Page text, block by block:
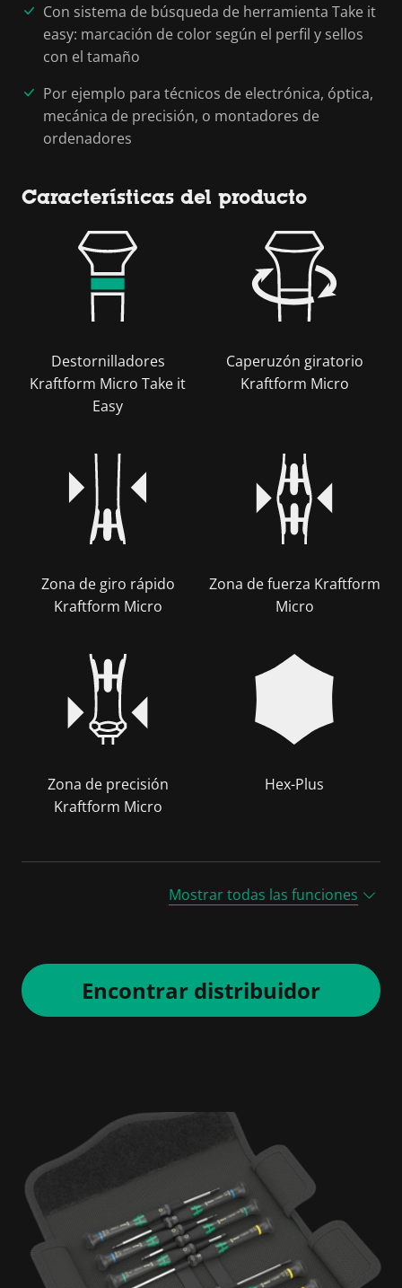
Con sistema de búsqueda de herramienta Take it
easy: marcación de color según el perfil y sellos
con el tamaño
Por ejemplo para técnicos de electrónica, óptica,
mecánica de precisión, o montadores de
ordenadores
Características del producto
Destornilladores
Kraftform Micro Take it
Easy
Caperuzón giratorio
Kraftform Micro
Zona de giro rápido
Kraftform Micro
Zona de fuerza Kraftform
Micro
Zona de precisión
Kraftform Micro
Hex-Plus
Mostrar todas las funciones
Encontrar distribuidor